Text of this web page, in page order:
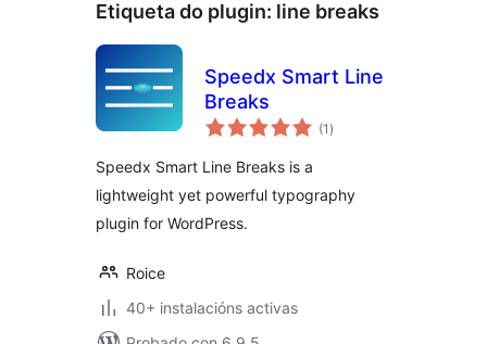
Etiqueta do plugin: line breaks
Speedx Smart Line
Breaks
(1 valoracións
totais
)
Speedx Smart Line Breaks is a
lightweight yet powerful typography
plugin for WordPress.
Roice
40+ instalacións activas